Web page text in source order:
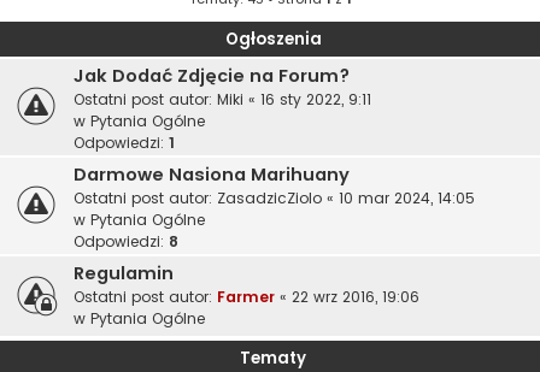
Ogłoszenia
Jak Dodać Zdjęcie na Forum?
Ostatni post autor: Miki « 16 sty 2022, 9:11
w Pytania Ogólne
Odpowiedzi: 1
Darmowe Nasiona Marihuany
Ostatni post autor: ZasadzicZiolo « 10 mar 2024, 14:05
w Pytania Ogólne
Odpowiedzi: 8
Regulamin
Ostatni post autor: Farmer « 22 wrz 2016, 19:06
w Pytania Ogólne
Tematy